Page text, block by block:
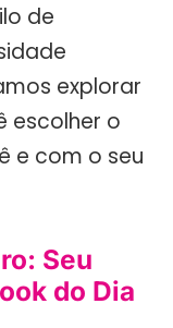
de
explorar
escolher o
e com o seu
Seu
do Dia